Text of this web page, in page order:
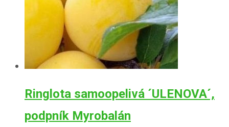
Ringlota samoopelivá ´ULENOVA´,
podpník Myrobalán